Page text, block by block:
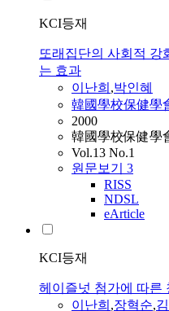
KCI등재
또래집단의 사회적 강
는 효과
이난희 ,박인혜
韓國學校保健學
2000
韓國學校保健學
Vol.13 No.1
원문보기 3
RISS
NDSL
eArticle
KCI등재
헤이즐넛 첨가에 따른
이난희 ,장혁순,